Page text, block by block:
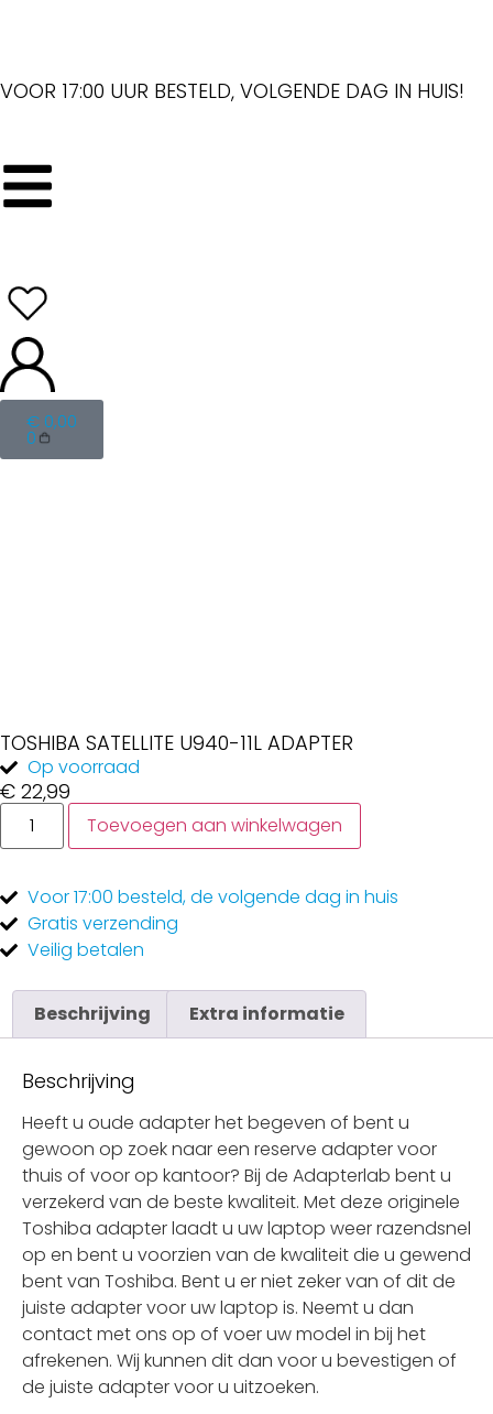
VOOR 17:00 UUR BESTELD, VOLGENDE DAG IN HUIS!
€ 0,00
0
TOSHIBA SATELLITE U940-11L ADAPTER
Op voorraad
€ 22,99
Toevoegen aan winkelwagen
Voor 17:00 besteld, de volgende dag in huis
Gratis verzending
Veilig betalen
Beschrijving Extra informatie
Beschrijving
Heeft u oude adapter het begeven of bent u
gewoon op zoek naar een reserve adapter voor
thuis of voor op kantoor? Bij de Adapterlab bent u
verzekerd van de beste kwaliteit. Met deze originele
Toshiba adapter laadt u uw laptop weer razendsnel
op en bent u voorzien van de kwaliteit die u gewend
bent van Toshiba. Bent u er niet zeker van of dit de
juiste adapter voor uw laptop is. Neemt u dan
contact met ons op of voer uw model in bij het
afrekenen. Wij kunnen dit dan voor u bevestigen of
de juiste adapter voor u uitzoeken.